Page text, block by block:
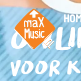
VOOR